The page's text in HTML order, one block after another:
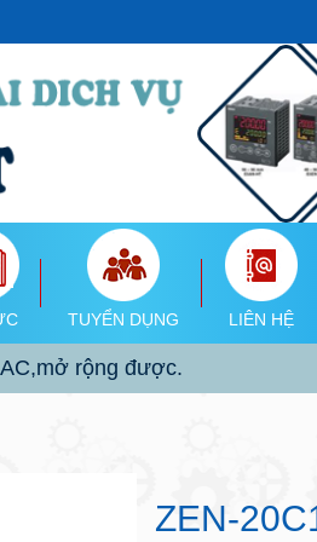
TUYỂN DỤNG LIÊN HỆ
rộng được.
ZEN-